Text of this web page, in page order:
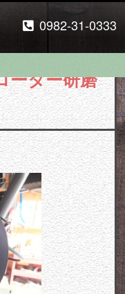
0982-31-0333
ター研磨